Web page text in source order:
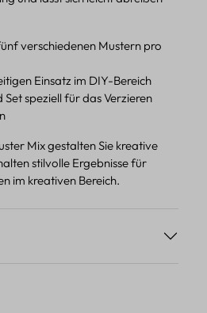
verschiedenen Mustern pro
Einsatz im DIY-Bereich
speziell für das Verzieren
Mix gestalten Sie kreative
stilvolle Ergebnisse für
im kreativen Bereich.